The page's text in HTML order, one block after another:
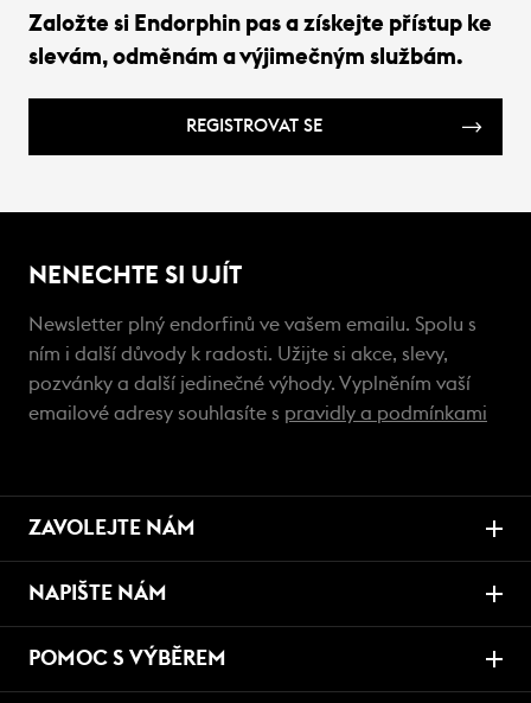
Založte si Endorphin pas a získejte přístup ke
slevám, odměnám a výjimečným službám.
REGISTROVAT SE
NENECHTE SI UJÍT
Newsletter plný endorfinů ve vašem emailu. Spolu s
ním i další důvody k radosti. Užijte si akce, slevy,
pozvánky a další jedinečné výhody. Vyplněním vaší
emailové adresy souhlasíte s pravidly a podmínkami
ZAVOLEJTE NÁM
NAPIŠTE NÁM
POMOC S VÝBĚREM